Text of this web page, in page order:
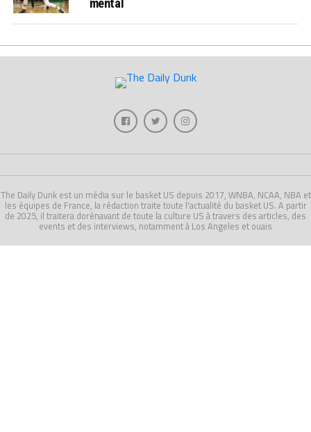
mental
The Daily Dunk est un média sur le basket US depuis 2017, WNBA, NCAA, NBA et
les équipes de France, la rédaction traite toute l'actualité du basket US. A partir
de 2025, il traitera dorénavant de toute la culture US à travers des articles, des
events et des interviews, notamment à Los Angeles et ouais